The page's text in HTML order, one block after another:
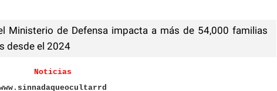
Ministerio de Defensa impacta a más de 54,000 familias
desde el 2024
Noticias